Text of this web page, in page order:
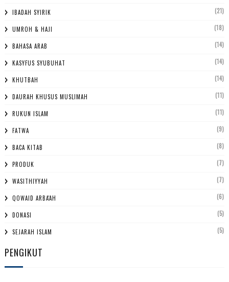
IBADAH SYIRIK (21)
UMROH & HAJI (18)
BAHASA ARAB (14)
KASYFUS SYUBUHAT (14)
KHUTBAH (14)
DAURAH KHUSUS MUSLIMAH (11)
RUKUN ISLAM (11)
FATWA (9)
BACA KITAB (8)
PRODUK (7)
WASITHIYYAH (7)
QOWAID ARBA'AH (6)
DONASI (5)
SEJARAH ISLAM (5)
PENGIKUT